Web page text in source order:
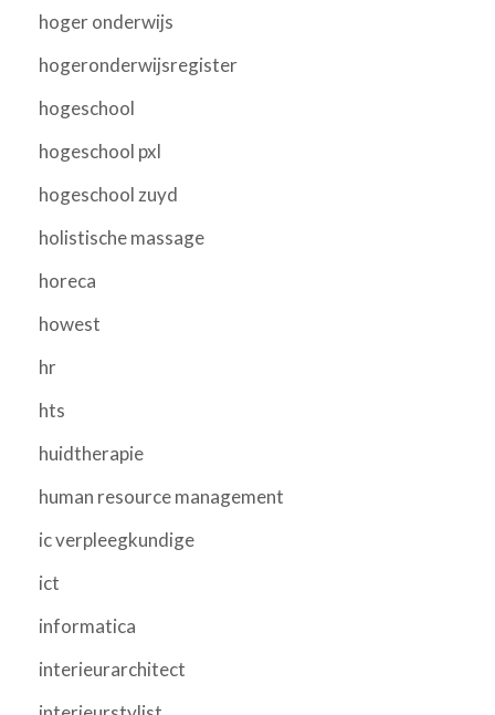
hoger onderwijs
hogeronderwijsregister
hogeschool
hogeschool pxl
hogeschool zuyd
holistische massage
horeca
howest
hr
hts
huidtherapie
human resource management
ic verpleegkundige
ict
informatica
interieurarchitect